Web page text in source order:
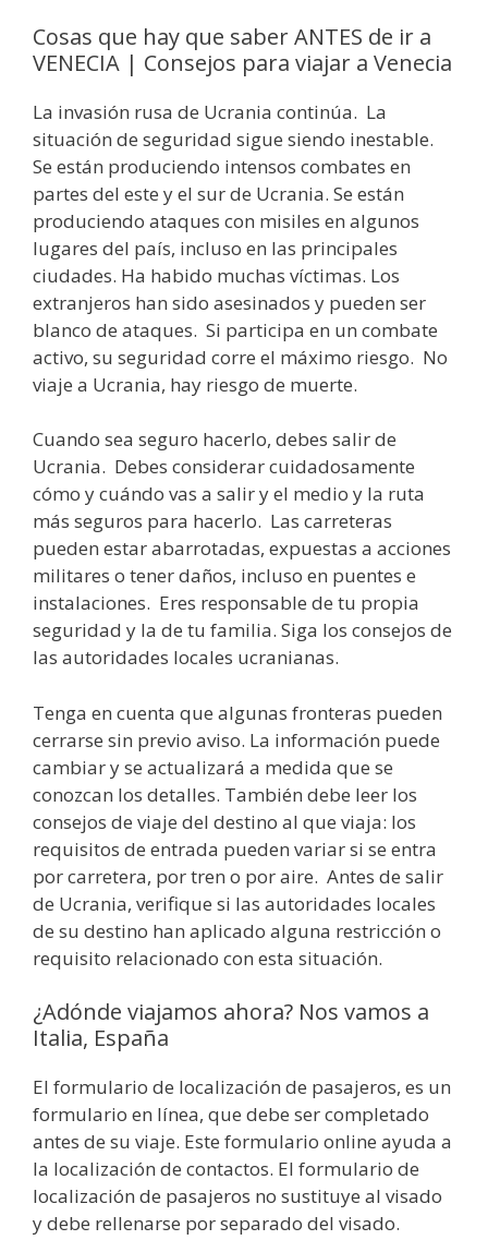
Cosas que hay que saber ANTES de ir a
VENECIA | Consejos para viajar a Venecia
La invasión rusa de Ucrania continúa. La
situación de seguridad sigue siendo inestable.
Se están produciendo intensos combates en
partes del este y el sur de Ucrania. Se están
produciendo ataques con misiles en algunos
lugares del país, incluso en las principales
ciudades. Ha habido muchas víctimas. Los
extranjeros han sido asesinados y pueden ser
blanco de ataques. Si participa en un combate
activo, su seguridad corre el máximo riesgo. No
viaje a Ucrania, hay riesgo de muerte.
Cuando sea seguro hacerlo, debes salir de
Ucrania. Debes considerar cuidadosamente
cómo y cuándo vas a salir y el medio y la ruta
más seguros para hacerlo. Las carreteras
pueden estar abarrotadas, expuestas a acciones
militares o tener daños, incluso en puentes e
instalaciones. Eres responsable de tu propia
seguridad y la de tu familia. Siga los consejos de
las autoridades locales ucranianas.
Tenga en cuenta que algunas fronteras pueden
cerrarse sin previo aviso. La información puede
cambiar y se actualizará a medida que se
conozcan los detalles. También debe leer los
consejos de viaje del destino al que viaja: los
requisitos de entrada pueden variar si se entra
por carretera, por tren o por aire. Antes de salir
de Ucrania, verifique si las autoridades locales
de su destino han aplicado alguna restricción o
requisito relacionado con esta situación.
¿Adónde viajamos ahora? Nos vamos a
Italia, España
El formulario de localización de pasajeros, es un
formulario en línea, que debe ser completado
antes de su viaje. Este formulario online ayuda a
la localización de contactos. El formulario de
localización de pasajeros no sustituye al visado
y debe rellenarse por separado del visado.